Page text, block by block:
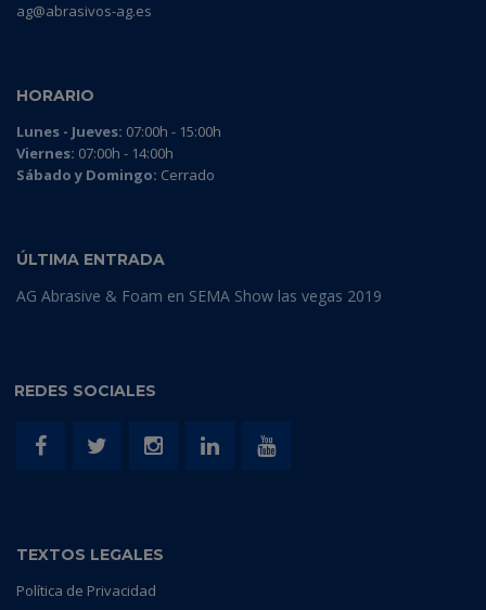
ag@abrasivos-ag.es
HORARIO
Lunes - Jueves: 07:00h - 15:00h
Viernes: 07:00h - 14:00h
Sábado y Domingo: Cerrado
ÚLTIMA ENTRADA
AG Abrasive & Foam en SEMA Show las vegas 2019
REDES SOCIALES
TEXTOS LEGALES
Política de Privacidad